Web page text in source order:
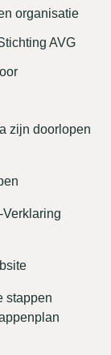
organisatie
AVG
zijn doorlopen
Verklaring
stappen